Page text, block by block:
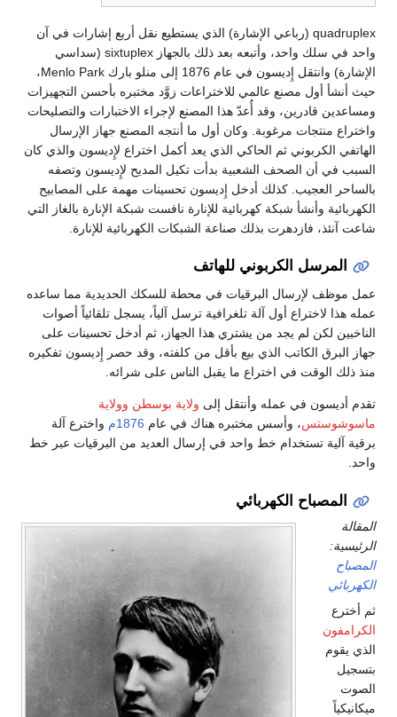
quadruplex (رباعي الإشارة) الذي يستطيع نقل أربع إشارات في آن
واحد في سلك واحد، وأتبعه بعد ذلك بالجهاز sixtuplex (سداسي
الإشارة) وانتقل إِديسون في عام 1876 إلى منلو بارك Menlo Park،
حيث أنشأ أول مصنع عالمي للاختراعات زوَّد مختبره بأحسن التجهيزات
ومساعدين قادرين، وقد أُعدّ هذا المصنع لإجراء الاختبارات والتصليحات
واختراع منتجات مرغوبة. وكان أول ما أنتجه المصنع جهاز الإرسال
الهاتفي الكربوني ثم الحاكي الذي يعد أكمل اختراع لإِديسون والذي كان
السبب في أن الصحف الشعبية بدأت تكيل المديح لإِديسون وتصفه
بالساحر العجيب. كذلك أدخل إِديسون تحسينات مهمة على المصابيح
الكهربائية وأنشأ شبكة كهربائية للإنارة نافست شبكة الإنارة بالغاز التي
شاعت آنئذ، فازدهرت بذلك صناعة الشبكات الكهربائية للإنارة.
المرسل الكربوني للهاتف
عمل موظف لإرسال البرقيات في محطة للسكك الحديدية مما ساعده
عمله هذا لاختراع أول آلة تلغرافية ترسل آلياً، يسجل تلقائياً أصوات
الناخبين لكن لم يجد من يشتري هذا الجهاز، ثم أدخل تحسينات على
جهاز البرق الكاتب الذي بيع بأقل من كلفته، وقد حصر إِديسون تفكيره
منذ ذلك الوقت في اختراع ما يقبل الناس على شرائه.
تقدم أديسون في عمله وأنتقل إلى ولاية بوسطن وولاية
ماسوشوستس، وأسس مختبره هناك في عام 1876م
واخترع آلة
برقية آلية تستخدام خط واحد في إرسال العديد من البرقيات عبر خط
واحد.
المصباح الكهربائي
المقالة
الرئيسية:
المصباح
الكهربائي
ثم أخترع
الكرامفون
الذي يقوم
بتسجيل
الصوت
ميكانيكياً